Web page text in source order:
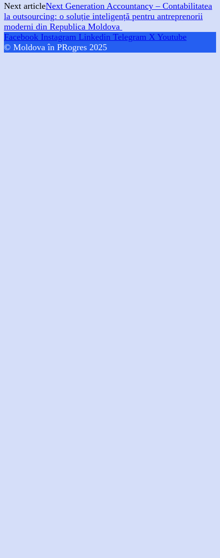
Next articleNext Generation Accountancy – Contabilitatea
la outsourcing: o soluție inteligență pentru antreprenorii
moderni din Republica Moldova
Facebook Instagram Linkedin Telegram X Youtube
© Moldova în PRogres 2025